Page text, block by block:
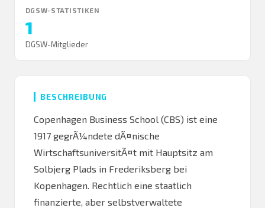
DGSW-STATISTIKEN
1
DGSW-Mitglieder
BESCHREIBUNG
Copenhagen Business School (CBS) ist eine
1917 gegrÃ¼ndete dÃ¤nische
WirtschaftsuniversitÃ¤t mit Hauptsitz am
Solbjerg Plads in Frederiksberg bei
Kopenhagen. Rechtlich eine staatlich
finanzierte, aber selbstverwaltete